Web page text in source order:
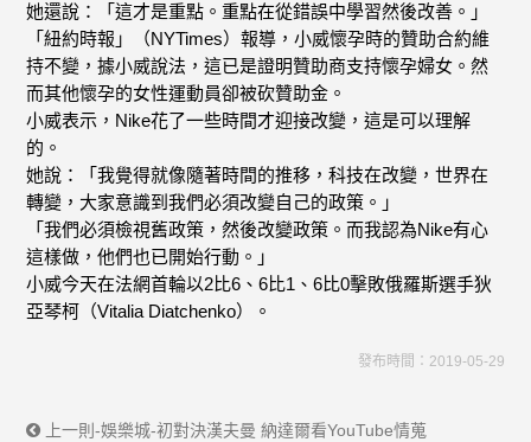
她還說：「這才是重點。重點在從錯誤中學習然後改善。」
「紐約時報」（NYTimes）報導，小威懷孕時的贊助合約維
持不變，據小威說法，這已是證明贊助商支持懷孕婦女。然
而其他懷孕的女性運動員卻被砍贊助金。
小威表示，Nike花了一些時間才迎接改變，這是可以理解
的。
她說：「我覺得就像隨著時間的推移，科技在改變，世界在
轉變，大家意識到我們必須改變自己的政策。」
「我們必須檢視舊政策，然後改變政策。而我認為Nike有心
這樣做，他們也已開始行動。」
小威今天在法網首輪以2比6、6比1、6比0擊敗俄羅斯選手狄
亞琴柯（Vitalia Diatchenko）。
發布時間：2019-05-29
上一則-娛樂城-初對決漢夫曼 納達爾看YouTube情蒐